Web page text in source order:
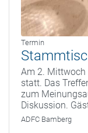
Termin
Am 2.
statt. Das
zum
Diskussion.
ADFC Bamberg